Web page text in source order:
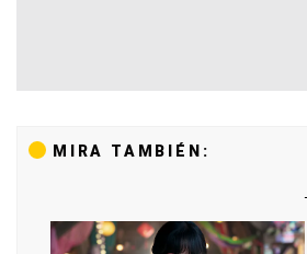
MIRA TAMBIÉN: